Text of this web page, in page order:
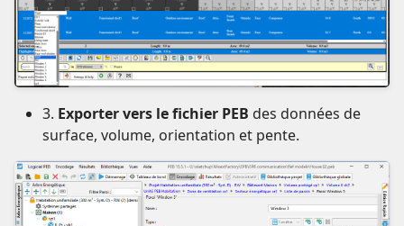
3. Exporter vers le fichier PEB des données de
surface, volume, orientation et pente.